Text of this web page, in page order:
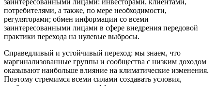
потребителями, а также, по мере необходимости,
регуляторами; обмен информации со всеми
заинтересованными лицами в сфере внедрения передовой
практики перехода на нулевые выбросы.
Справедливый и устойчивый переход: мы знаем, что
маргинализованные группы и сообщества с низким доходом
оказывают наибольше влияние на климатические изменения.
Поэтому стремимся всеми силами создавать условия,